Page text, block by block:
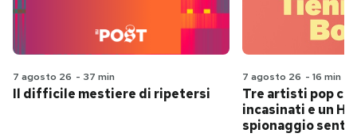
7 agosto 26 - 37 min
Il difficile mestiere di ripetersi
7 agosto 26 - 16 min
Tre artisti pop
incasinati e un
spionaggio